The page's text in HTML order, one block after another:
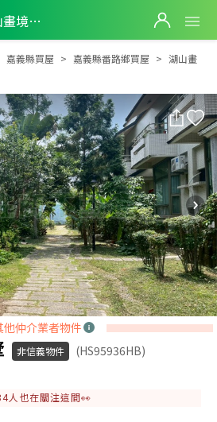
湖山畫境雙車別墅
湖山畫境雙車別墅
嘉義縣買屋 嘉義縣番路鄉買屋
湖山畫
他仲介業者物件
非信義物件
(HS95936HB)
人也在關注這間👀